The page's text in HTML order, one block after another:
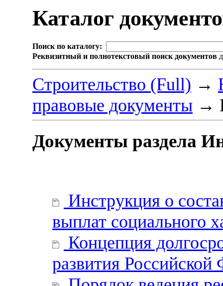
Каталог
Поиск по каталогу:
Реквизитный и полнотекстовый поиск документов
Строительство (Full) →
правовые документы →
Документы раздела
Инструкция о
выплат социального
Концепция
развития Российской